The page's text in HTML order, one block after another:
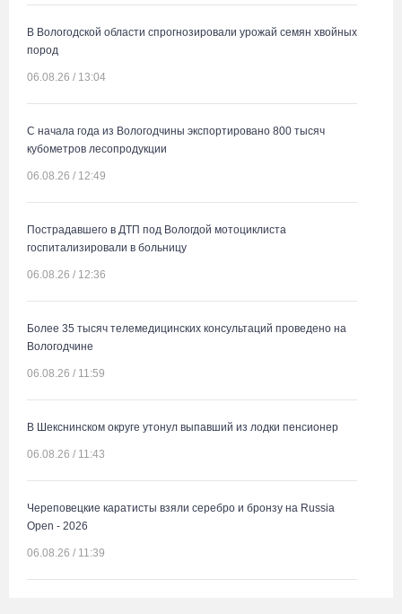
В Вологодской области спрогнозировали урожай семян хвойных
пород
06.08.26 / 13:04
С начала года из Вологодчины экспортировано 800 тысяч
кубометров лесопродукции
06.08.26 / 12:49
Пострадавшего в ДТП под Вологдой мотоциклиста
госпитализировали в больницу
06.08.26 / 12:36
Более 35 тысяч телемедицинских консультаций проведено на
Вологодчине
06.08.26 / 11:59
В Шекснинском округе утонул выпавший из лодки пенсионер
06.08.26 / 11:43
Череповецкие каратисты взяли серебро и бронзу на Russia
Open - 2026
06.08.26 / 11:39